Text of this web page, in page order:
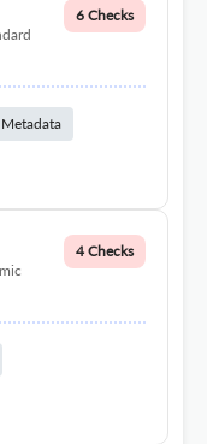
6 Checks
Metadata
4 Checks